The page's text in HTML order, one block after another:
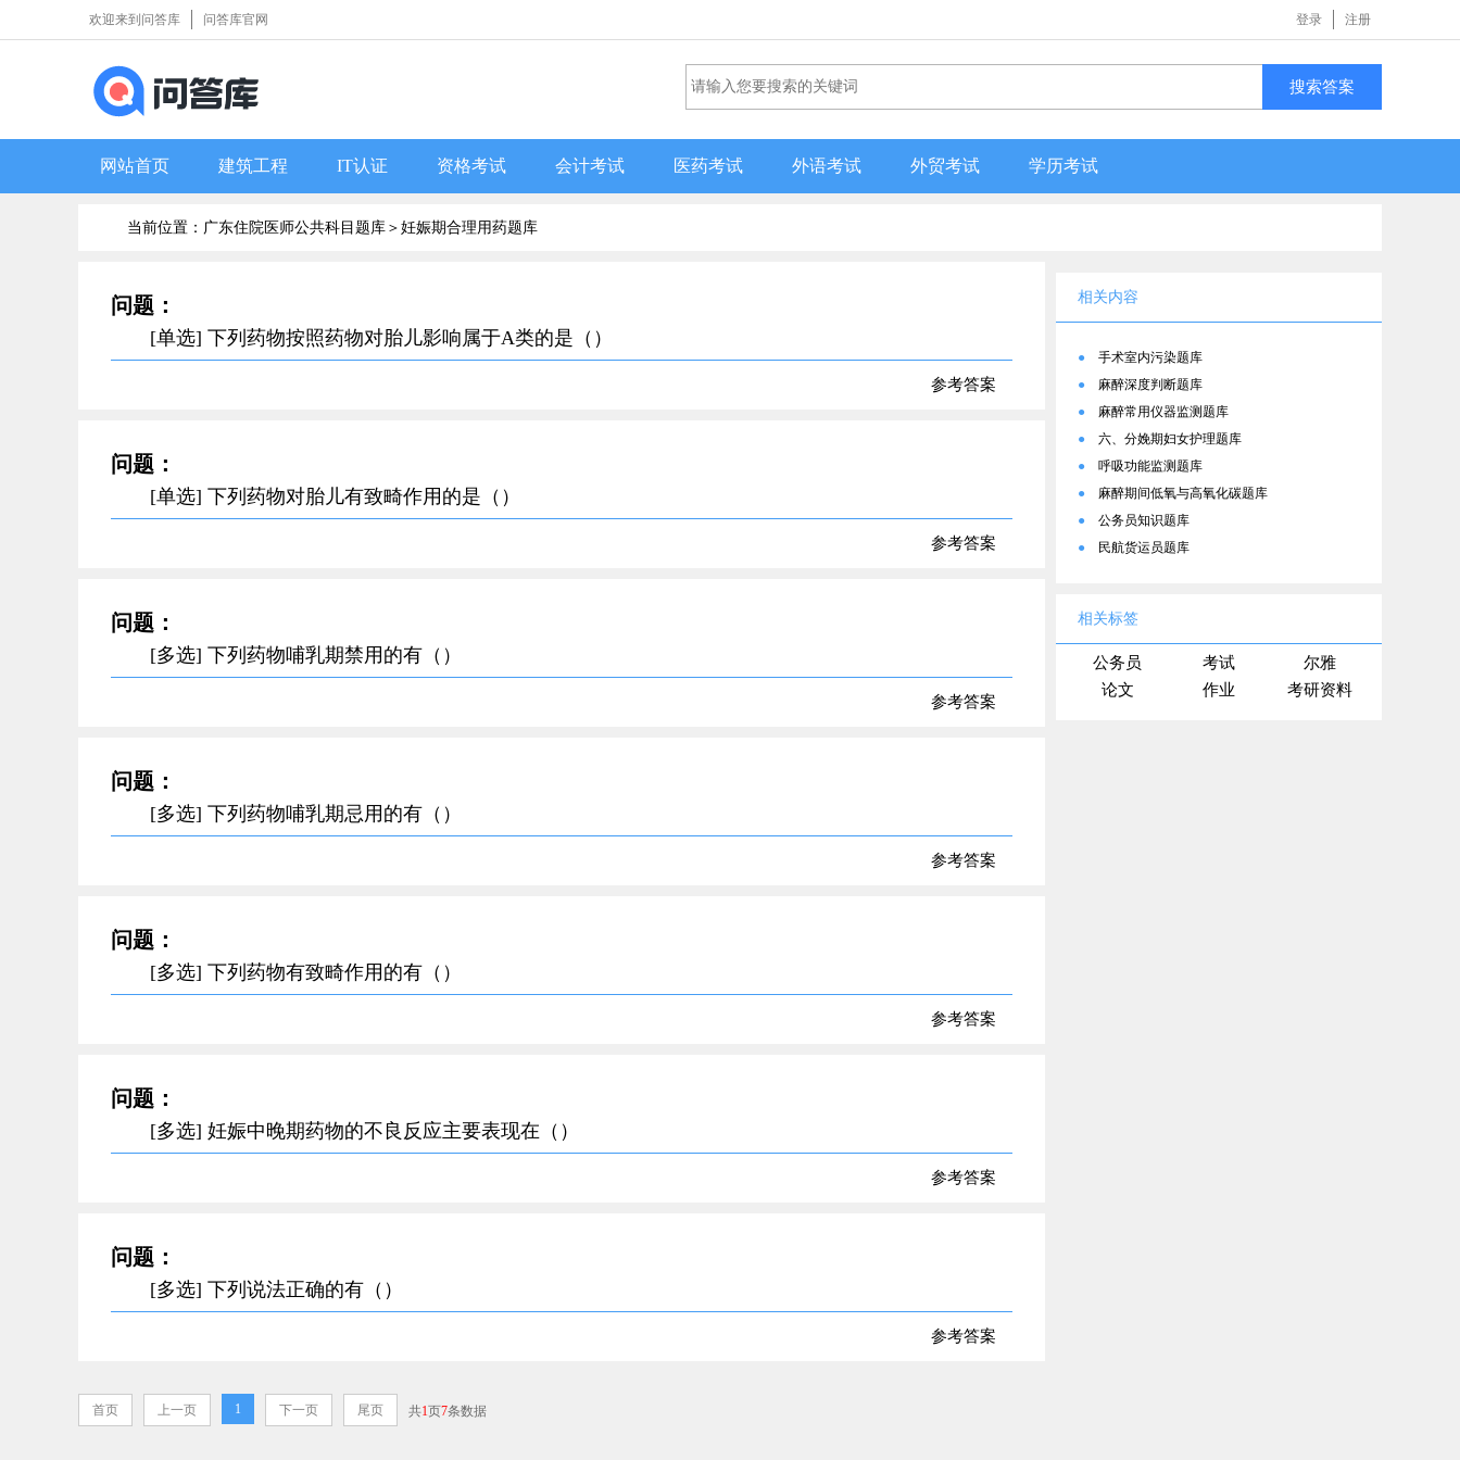
登录 注册
欢迎来到问答库 问答库官网
搜索答案
网站首页 建筑工程 IT认证 资格考试 会计考试 医药考试 外语考试 外贸考试 学历考试
当前位置：广东住院医师公共科目题库＞ 妊娠期合理用药题库
问题：
[单选] 下列药物按照药物对胎儿影响属于A类的是（）
参考答案
问题：
[单选] 下列药物对胎儿有致畸作用的是（）
参考答案
问题：
[多选] 下列药物哺乳期禁用的有（）
参考答案
问题：
[多选] 下列药物哺乳期忌用的有（）
参考答案
问题：
[多选] 下列药物有致畸作用的有（）
参考答案
问题：
[多选] 妊娠中晚期药物的不良反应主要表现在（）
参考答案
问题：
[多选] 下列说法正确的有（）
参考答案
首页 上一页 1 下一页 尾页 共1页7条数据
相关内容
●
手术室内污染题库
●
麻醉深度判断题库
●
麻醉常用仪器监测题库
●
六、分娩期妇女护理题库
●
呼吸功能监测题库
●
麻醉期间低氧与高氧化碳题库
●
公务员知识题库
●
民航货运员题库
相关标签
公务员 考试
尔雅
论文
作业 考研资料